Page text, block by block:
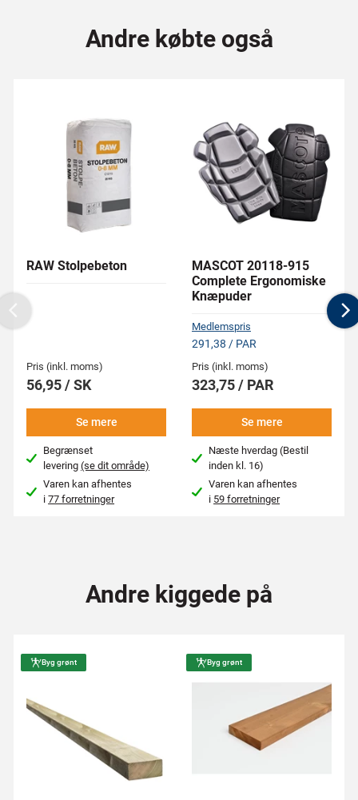
Andre købte også
RAW Stolpebeton
Pris (inkl. moms)
56,95 / SK
Se mere
Begrænset
levering(se dit område)
Varen kan afhentes
i77 forretninger
MASCOT 20118-915
Complete Ergonomiske
Knæpuder
Medlemspris
291,38 / PAR
Pris (inkl. moms)
323,75 / PAR
Se mere
Næste hverdag (Bestil
inden kl. 16)
Varen kan afhentes
i 59 forretninger
Previous
Andre kiggede på
Byg grønt Byg grønt